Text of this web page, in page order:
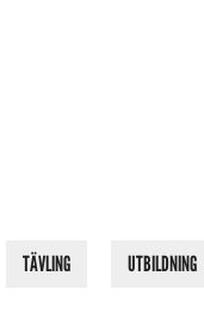
TÄVLING UTBILDNING